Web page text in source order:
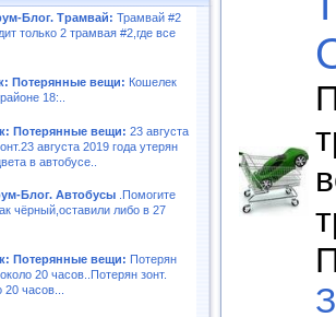
Блог. Трамвай: Трамвай #2
только 2 трамвая #2,где все
Потерянные вещи: Кошелек
18:..
Потерянные вещи: 23 августа
августа 2019 года утерян
в автобусе..
Блог. Автобусы .Помогите
чёрный,оставили либо в 27
Потерянные вещи: Потерян
20 часов..Потерян зонт.
часов...